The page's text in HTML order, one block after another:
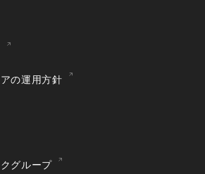
の運用方針
グループ